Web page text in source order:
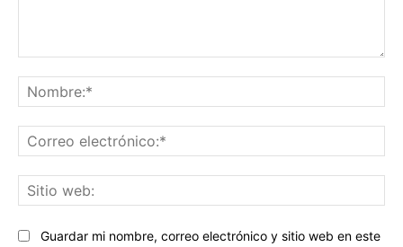
Guardar mi nombre, correo electrónico y sitio web en este